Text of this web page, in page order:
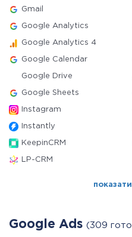
Gmail
Google Analytics
Google Analytics 4
Google Calendar
Google Drive
Google Sheets
Instagram
Instantly
KeepinCRM
LP-CRM
Google Ads (309